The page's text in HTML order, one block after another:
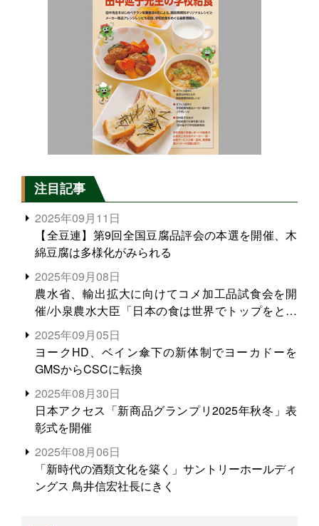
注目記事
2025年09月11日
【全豆連】第9回全国豆腐品評会の本選を開催、木
綿豆腐は多様化がみられる
2025年09月08日
農水省、輸出拡大に向けてコメ加工品試食会を開
催/小泉農水大臣「日本の食は世界でトップをとれ
る。米増産に向けて、米輸出需要の拡大を」
2025年09月05日
ヨークHD、ベイン傘下の新体制でヨーカドーを
GMSからCSCに転換
2025年08月30日
日本アクセス「新商品グランプリ2025年秋冬」表
彰式を開催
2025年08月06日
「新時代の酒類文化を築く」サントリーホールディ
ングス 鳥井信宏社長にきく